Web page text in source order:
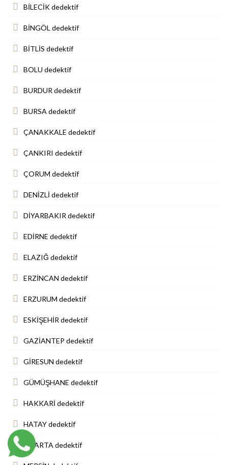
BİLECİK dedektif
BİNGÖL dedektif
BİTLİS dedektif
BOLU dedektif
BURDUR dedektif
BURSA dedektif
ÇANAKKALE dedektif
ÇANKIRI dedektif
ÇORUM dedektif
DENİZLİ dedektif
DİYARBAKIR dedektif
EDİRNE dedektif
ELAZIĞ dedektif
ERZİNCAN dedektif
ERZURUM dedektif
ESKİŞEHİR dedektif
GAZİANTEP dedektif
GİRESUN dedektif
GÜMÜŞHANE dedektif
HAKKARİ dedektif
HATAY dedektif
ISPARTA dedektif